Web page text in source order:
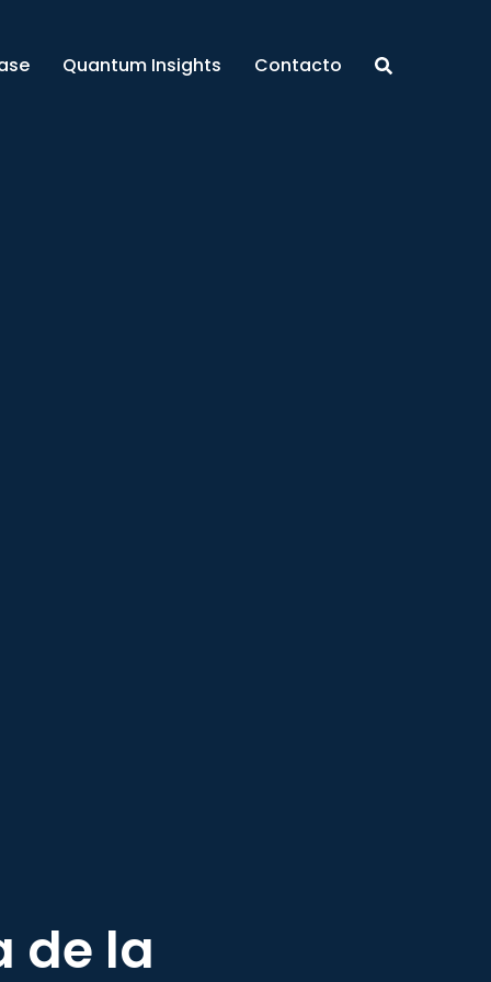
Quantum Insights Contacto
de la